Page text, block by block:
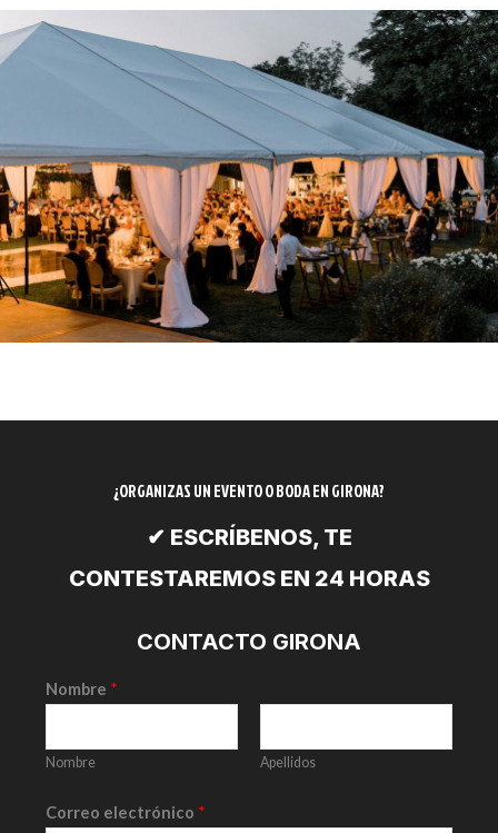
¿ORGANIZAS UN EVENTO O BODA EN GIRONA?
✔ ESCRÍBENOS, TE
CONTESTAREMOS EN 24 HORAS
CONTACTO GIRONA
Nombre *
Nombre Apellidos
Correo electrónico *